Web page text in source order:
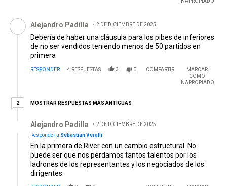
Comentario de Alejandro Padilla.
Alejandro Padilla 2 DE DICIEMBRE DE 2025
Debería de haber una cláusula para los pibes de inferiores
de no ser vendidos teniendo menos de 50 partidos en
primera
RESPONDER 4 RESPUESTAS 3 0 COMPARTIR
MARCAR
COMO
INAPROPIADO
22 respuestas más antiguas
MOSTRAR RESPUESTAS MÁS ANTIGUAS
Alejandro Padilla
2 DE DICIEMBRE DE 2025
Responder a Sebastián Veralli
En la primera de River con un cambio estructural. No
puede ser que nos perdamos tantos talentos por los
ladrones de los representantes y los negociados de los
dirigentes.